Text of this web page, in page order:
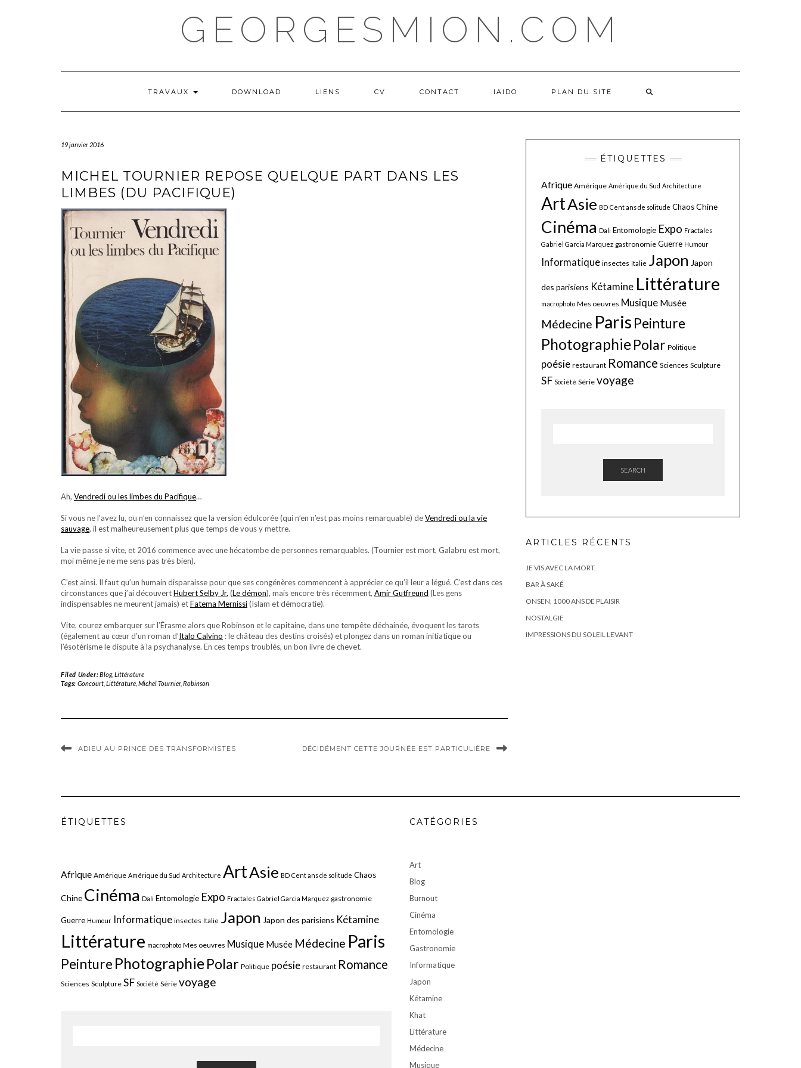
GEORGESMION.COM
TRAVAUX DOWNLOAD LIENS CV CONTACT IAIDO PLAN DU SITE
19 janvier 2016
MICHEL TOURNIER REPOSE QUELQUE PART DANS LES
LIMBES (DU PACIFIQUE)
Ah, Vendredi ou les limbes du Pacifique…
Si vous ne l’avez lu, ou n’en connaissez que la version édulcorée (qui n’en n’est pas moins remarquable) deVendredi ou la vie
sauvage, il est malheureusement plus que temps de vous y mettre.
La vie passe si vite, et 2016 commence avec une hécatombe de personnes remarquables. (Tournier est mort, Galabru est mort,
moi même je ne me sens pas très bien).
C’est ainsi. Il faut qu’un humain disparaisse pour que ses congénères commencent à apprécier ce qu’il leur a légué. C’est dans ces
circonstances que j’ai découvertHubert Selby Jr. (Le démon), mais encore très récemment, Amir Gutfreund (Les gens
indispensables ne meurent jamais) etFatema Mernissi(Islam et démocratie).
Vite, courez embarquer sur l’Érasme alors que Robinson et le capitaine, dans une tempête déchainée, évoquent les tarots
(également au cœur d’un roman d’Italo Calvino : le château des destins croisés) et plongez dans un roman initiatique ou
l’ésotérisme le dispute à la psychanalyse. En ces temps troublés, un bon livre de chevet.
Filed Under:Blog, Littérature
Tags: Goncourt, Littérature, Michel Tournier, Robinson
ADIEU AU PRINCE DES TRANSFORMISTES DÉCIDÉMENT CETTE JOURNÉE EST PARTICULIÈRE
ÉTIQUETTES
Afrique Amérique Amérique du Sud Architecture
ArtAsie BD Cent ans de solitude ChaosChine
Cinéma Dali Entomologie Expo Fractales
Gabriel Garcia Marquez gastronomie Guerre Humour
Informatique insectes Italie Japon Japon
des parisiens Kétamine Littérature
macrophoto Mes oeuvres Musique Musée
Médecine Paris Peinture
PhotographiePolar Politique
poésie restaurant Romance Sciences Sculpture
SF Société Série voyage
SEARCH
ARTICLES RÉCENTS
JE VIS AVEC LA MORT.
BAR À SAKÉ
ONSEN, 1000 ANS DE PLAISIR
NOSTALGIE
IMPRESSIONS DU SOLEIL LEVANT
ÉTIQUETTES
Afrique Amérique Amérique du Sud Architecture ArtAsie BD Cent ans de solitude Chaos
Chine Cinéma Dali Entomologie Expo Fractales Gabriel Garcia Marquez gastronomie
Guerre Humour Informatique insectes Italie Japon Japon des parisiens Kétamine
Littérature macrophoto Mes oeuvres Musique Musée Médecine Paris
Peinture PhotographiePolar Politique poésie restaurant Romance
Sciences Sculpture SF Société Série voyage
CATÉGORIES
Art
Blog
Burnout
Cinéma
Entomologie
Gastronomie
Informatique
Japon
Kétamine
Khat
Littérature
Médecine
Musique